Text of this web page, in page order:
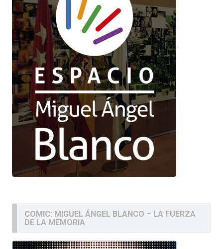
COMIC: MIGUEL ÁNGEL BLANCO – LA FUERZA
DE LA MEMORIA